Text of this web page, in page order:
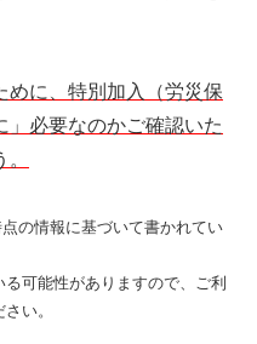
に、特別加入（労災保
必要なのかご確認いた
の情報に基づいて書かれてい
可能性がありますので、ご利
い。